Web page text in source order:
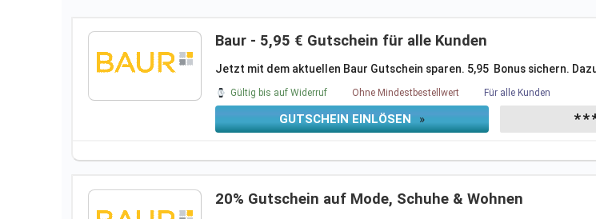
Baur - 5,95 € Gutschein für alle Kunden
Jetzt mit dem aktuellen Baur Gutschein sparen. 5,95  Bonus sichern.
Gültig bis auf Widerruf Ohne Mindestbestellwert Für alle Kunden
GUTSCHEIN EINLÖSEN »
20% Gutschein auf Mode, Schuhe & Wohnen